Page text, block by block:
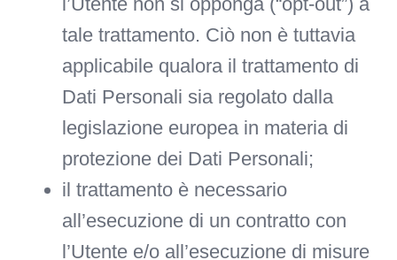
tale trattamento. Ciò non è tuttavia
applicabile qualora il trattamento di
Dati Personali sia regolato dalla
legislazione europea in materia di
protezione dei Dati Personali;
il trattamento è necessario
all’esecuzione di un contratto con
l’Utente e/o all’esecuzione di misure